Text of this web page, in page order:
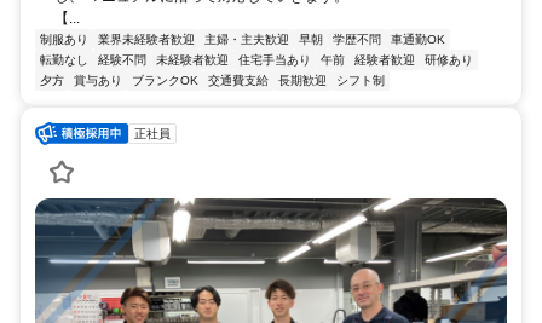
【...
制服あり 業界未経験者歓迎 主婦・主夫歓迎 早朝 学歴不問
車通勤OK
転勤なし
経験不問 未経験者歓迎 住宅手当あり 午前 経験者歓迎
研修あり
夕方
賞与あり ブランクOK 交通費支給 長期歓迎 シフト制
正社員